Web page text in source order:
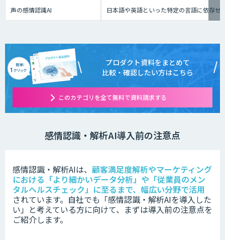
声の感情認識AI 日本語や英語といった特定の言語に依存せ
プロダクト資料をまとめて
比較・確認したい方はこちら
このカテゴリを全て無料で資料請求する
感情認識・解析AI導入前の注意点
感情認識・解析AIは、 顧客満足度解析やマーケティング
における「より細かいデータ分析」や「従業員のメン
タルヘルスチェック」に至るまで、幅広い分野で活用
されています。 自社でも「感情認識・解析AIを導入した
い」と考えている方に向けて、まずは導入前の注意点を
ご紹介します。